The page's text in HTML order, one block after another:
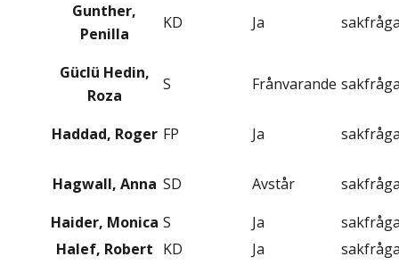
Gunther,
Penilla
KD Ja
Güclü Hedin,
Roza
S Frånvarande
Haddad, Roger FP Ja
Hagwall, Anna SD Avstår
Haider, Monica S Ja
Halef, Robert KD Ja